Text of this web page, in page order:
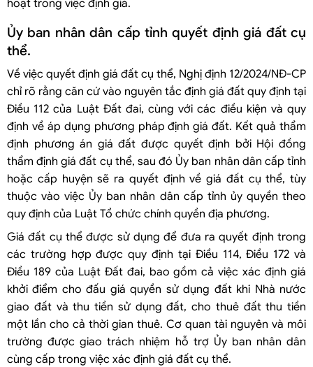
hoạt trong việc định giá.
Ủy ban nhân dân cấp tỉnh quyết định giá đất cụ
thể.
Về việc quyết định giá đất cụ thể, Nghị định 12/2024/NĐ-CP
chỉ rõ rằng căn cứ vào nguyên tắc định giá đất quy định tại
Điều 112 của Luật Đất đai, cùng với các điều kiện và quy
định về áp dụng phương pháp định giá đất. Kết quả thẩm
định phương án giá đất được quyết định bởi Hội đồng
thẩm định giá đất cụ thể, sau đó Ủy ban nhân dân cấp tỉnh
hoặc cấp huyện sẽ ra quyết định về giá đất cụ thể, tùy
thuộc vào việc Ủy ban nhân dân cấp tỉnh ủy quyền theo
quy định của Luật Tổ chức chính quyền địa phương.
Giá đất cụ thể được sử dụng để đưa ra quyết định trong
các trường hợp được quy định tại Điều 114, Điều 172 và
Điều 189 của Luật Đất đai, bao gồm cả việc xác định giá
khởi điểm cho đấu giá quyền sử dụng đất khi Nhà nước
giao đất và thu tiền sử dụng đất, cho thuê đất thu tiền
một lần cho cả thời gian thuê. Cơ quan tài nguyên và môi
trường được giao trách nhiệm hỗ trợ Ủy ban nhân dân
cùng cấp trong việc xác định giá đất cụ thể.